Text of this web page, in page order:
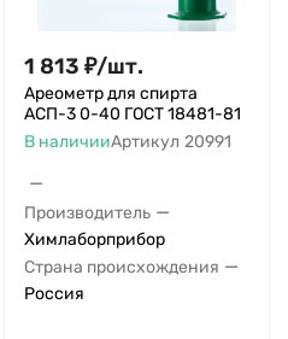
1 813 ₽/шт.
Ареометр для спирта
АСП-3 0-40 ГОСТ 18481-81
В наличииАртикул 20991
—
Производитель —
Химлаборприбор
Страна происхождения —
Россия